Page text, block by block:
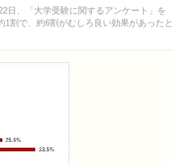
日、「大学受験に関するアンケート」を
割で、約6割がむしろ良い効果があったと